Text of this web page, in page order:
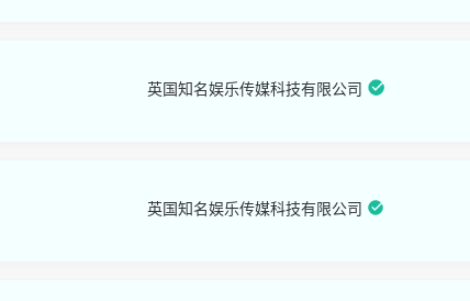
英国知名娱乐传媒科技有限公司
英国知名娱乐传媒科技有限公司